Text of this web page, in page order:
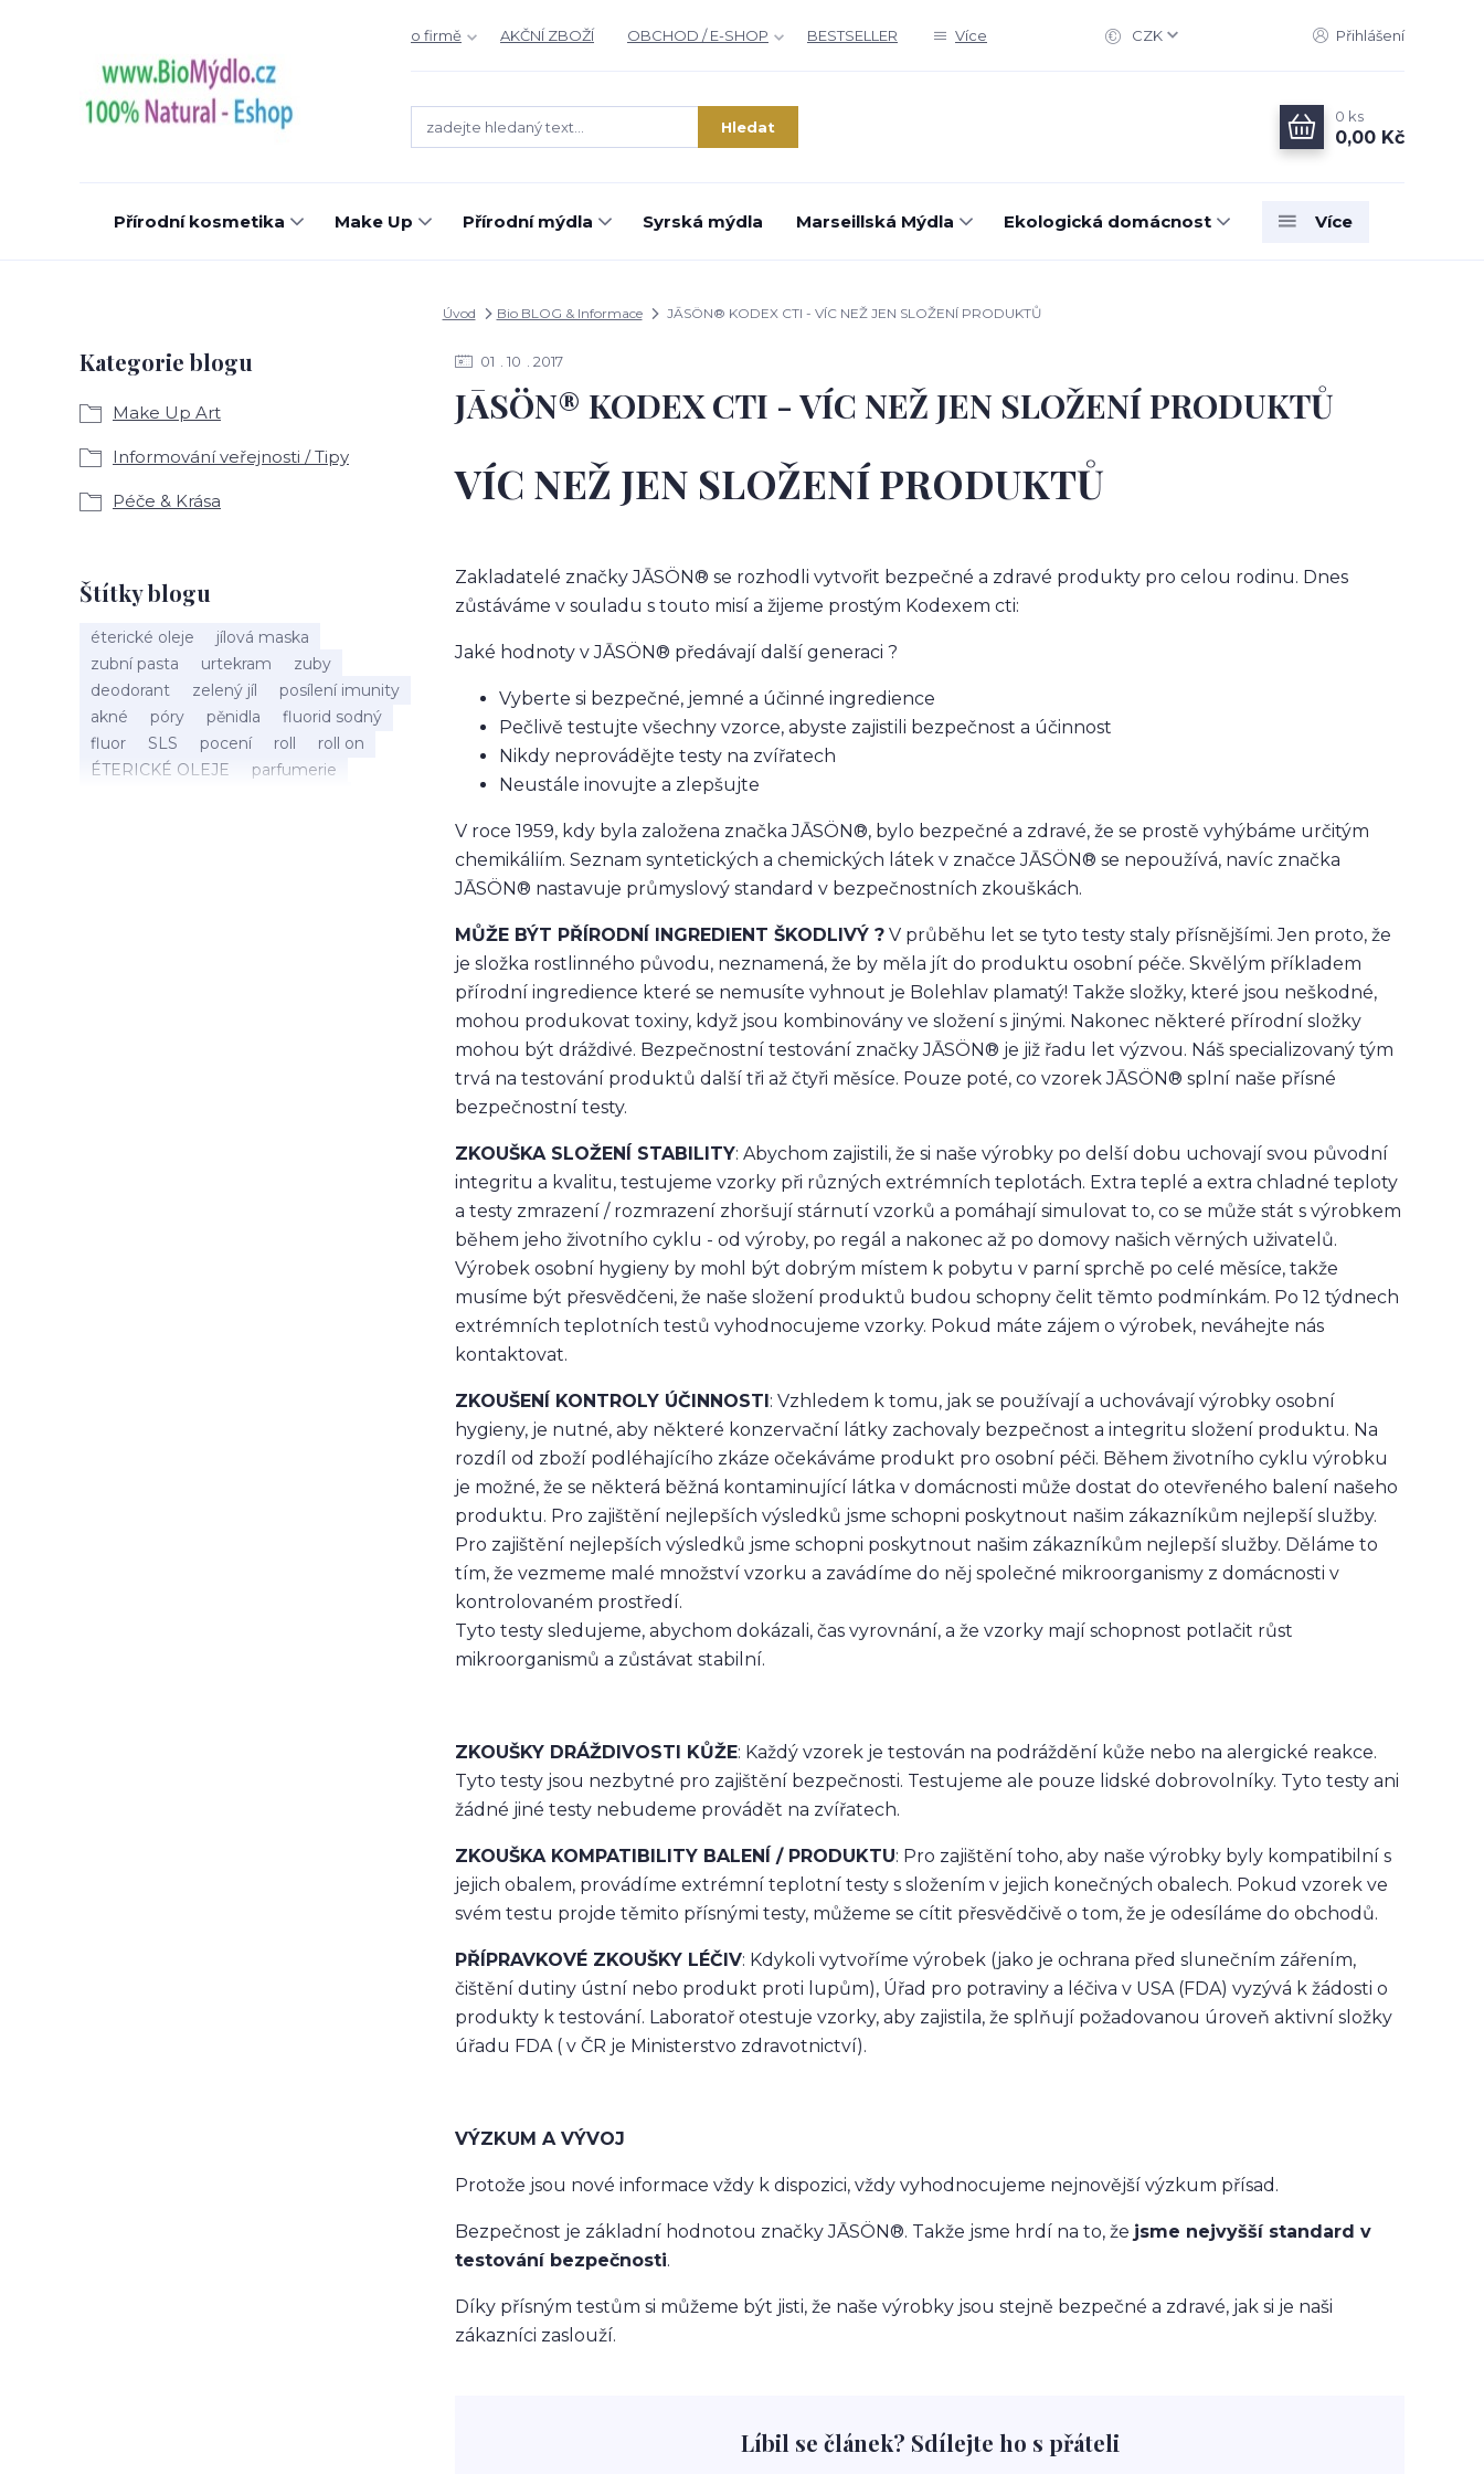
o firmě AKČNÍ ZBOŽÍ OBCHOD / E-SHOP BESTSELLER Více CZK Přihlášení
Hledat
0 ks
0,00 Kč
Přírodní kosmetika Make Up Přírodní mýdla Syrská mýdla Marseillská Mýdla Ekologická domácnost Více
Úvod Bio BLOG & Informace JĀSÖN® KODEX CTI - VÍC NEŽ JEN SLOŽENÍ PRODUKTŮ
Kategorie blogu
Make Up Art
Informování veřejnosti / Tipy
Péče & Krása
Štítky blogu
éterické oleje
jílová maska
zubní pasta
urtekram
zuby
deodorant
zelený jíl
posílení imunity
akné
póry pěnidla
fluorid sodný
fluor
SLS pocení roll
roll on
ÉTERICKÉ OLEJE
parfumerie
01 10 2017
JĀSÖN® KODEX CTI - VÍC NEŽ JEN SLOŽENÍ PRODUKTŮ
VÍC NEŽ JEN SLOŽENÍ PRODUKTŮ
Zakladatelé značky JĀSÖN® se rozhodli vytvořit bezpečné a zdravé produkty pro celou rodinu. Dnes
zůstáváme v souladu s touto misí a žijeme prostým Kodexem cti:
Jaké hodnoty v JĀSÖN® předávají další generaci ?
Vyberte si bezpečné, jemné a účinné ingredience
Pečlivě testujte všechny vzorce, abyste zajistili bezpečnost a účinnost
Nikdy neprovádějte testy na zvířatech
Neustále inovujte a zlepšujte
V roce 1959, kdy byla založena značka JĀSÖN®, bylo bezpečné a zdravé, že se prostě vyhýbáme určitým
chemikáliím. Seznam syntetických a chemických látek v značce JĀSÖN® se nepoužívá, navíc značka
JĀSÖN® nastavuje průmyslový standard v bezpečnostních zkouškách.
MŮŽE BÝT PŘÍRODNÍ INGREDIENT ŠKODLIVÝ ? V průběhu let se tyto testy staly přísnějšími. Jen proto, že
je složka rostlinného původu, neznamená, že by měla jít do produktu osobní péče. Skvělým příkladem
přírodní ingredience které se nemusíte vyhnout je Bolehlav plamatý! Takže složky, které jsou neškodné,
mohou produkovat toxiny, když jsou kombinovány ve složení s jinými. Nakonec některé přírodní složky
mohou být dráždivé. Bezpečnostní testování značky JĀSÖN® je již řadu let výzvou. Náš specializovaný tým
trvá na testování produktů další tři až čtyři měsíce. Pouze poté, co vzorek JĀSÖN® splní naše přísné
bezpečnostní testy.
ZKOUŠKA SLOŽENÍ STABILITY: Abychom zajistili, že si naše výrobky po delší dobu uchovají svou původní
integritu a kvalitu, testujeme vzorky při různých extrémních teplotách. Extra teplé a extra chladné teploty
a testy zmrazení / rozmrazení zhoršují stárnutí vzorků a pomáhají simulovat to, co se může stát s výrobkem
během jeho životního cyklu - od výroby, po regál a nakonec až po domovy našich věrných uživatelů.
Výrobek osobní hygieny by mohl být dobrým místem k pobytu v parní sprchě po celé měsíce, takže
musíme být přesvědčeni, že naše složení produktů budou schopny čelit těmto podmínkám. Po 12 týdnech
extrémních teplotních testů vyhodnocujeme vzorky. Pokud máte zájem o výrobek, neváhejte nás
kontaktovat.
ZKOUŠENÍ KONTROLY ÚČINNOSTI: Vzhledem k tomu, jak se používají a uchovávají výrobky osobní
hygieny, je nutné, aby některé konzervační látky zachovaly bezpečnost a integritu složení produktu. Na
rozdíl od zboží podléhajícího zkáze očekáváme produkt pro osobní péči. Během životního cyklu výrobku
je možné, že se některá běžná kontaminující látka v domácnosti může dostat do otevřeného balení našeho
produktu. Pro zajištění nejlepších výsledků jsme schopni poskytnout našim zákazníkům nejlepší služby.
Pro zajištění nejlepších výsledků jsme schopni poskytnout našim zákazníkům nejlepší služby. Děláme to
tím, že vezmeme malé množství vzorku a zavádíme do něj společné mikroorganismy z domácnosti v
kontrolovaném prostředí.
Tyto testy sledujeme, abychom dokázali, čas vyrovnání, a že vzorky mají schopnost potlačit růst
mikroorganismů a zůstávat stabilní.
ZKOUŠKY DRÁŽDIVOSTI KŮŽE: Každý vzorek je testován na podráždění kůže nebo na alergické reakce.
Tyto testy jsou nezbytné pro zajištění bezpečnosti. Testujeme ale pouze lidské dobrovolníky. Tyto testy ani
žádné jiné testy nebudeme provádět na zvířatech.
ZKOUŠKA KOMPATIBILITY BALENÍ / PRODUKTU: Pro zajištění toho, aby naše výrobky byly kompatibilní s
jejich obalem, provádíme extrémní teplotní testy s složením v jejich konečných obalech. Pokud vzorek ve
svém testu projde těmito přísnými testy, můžeme se cítit přesvědčivě o tom, že je odesíláme do obchodů.
PŘÍPRAVKOVÉ ZKOUŠKY LÉČIV: Kdykoli vytvoříme výrobek (jako je ochrana před slunečním zářením,
čištění dutiny ústní nebo produkt proti lupům), Úřad pro potraviny a léčiva v USA (FDA) vyzývá k žádosti o
produkty k testování. Laboratoř otestuje vzorky, aby zajistila, že splňují požadovanou úroveň aktivní složky
úřadu FDA ( v ČR je Ministerstvo zdravotnictví).
VÝZKUM A VÝVOJ
Protože jsou nové informace vždy k dispozici, vždy vyhodnocujeme nejnovější výzkum přísad.
Bezpečnost je základní hodnotou značky JĀSÖN®. Takže jsme hrdí na to, že jsme nejvyšší standard v
testování bezpečnosti.
Díky přísným testům si můžeme být jisti, že naše výrobky jsou stejně bezpečné a zdravé, jak si je naši
zákazníci zaslouží.
Líbil se článek? Sdílejte ho s přáteli